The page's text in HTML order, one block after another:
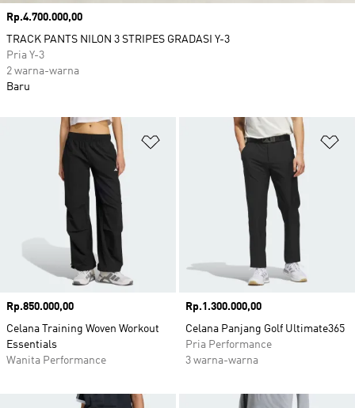
Tambahkan ke Wishlist
Harga
Rp.850.000,00
Celana Training Woven Workout
Essentials
Wanita Performance
Harga
Rp.1.300.000,00
Celana Panjang Golf Ultimate365
Pria Performance
3 warna-warna
Harga
Rp.4.700.000,00
TRACK PANTS NILON 3 STRIPES GRADASI Y-3
Pria Y-3
2 warna-warna
Baru